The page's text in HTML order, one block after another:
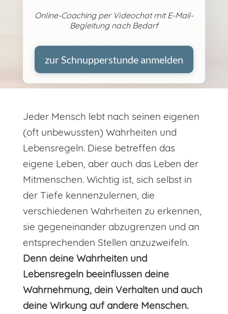
Online-Coaching per Videochat mit E-Mail-
Begleitung nach Bedarf
zur Schnupperstunde anmelden
Jeder Mensch lebt nach seinen eigenen
(oft unbewussten) Wahrheiten und
Lebensregeln. Diese betreffen das
eigene Leben, aber auch das Leben der
Mitmenschen. Wichtig ist, sich selbst in
der Tiefe kennenzulernen, die
verschiedenen Wahrheiten zu erkennen,
sie gegeneinander abzugrenzen und an
entsprechenden Stellen anzuzweifeln.
Denn deine Wahrheiten und
Lebensregeln beeinflussen deine
Wahrnehmung, dein Verhalten und auch
deine Wirkung auf andere Menschen.